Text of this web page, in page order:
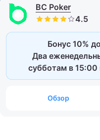
BC Poker
Бонус 10%
Два
субботам в 15:00
Обзор